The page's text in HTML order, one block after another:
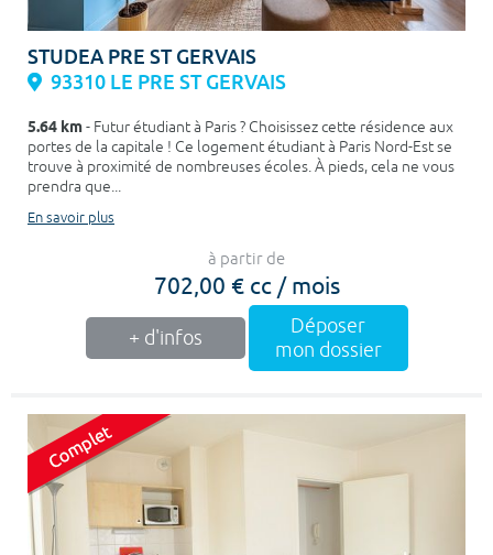
STUDEA PRE ST GERVAIS
93310 LE PRE ST GERVAIS
5.64 km- Futur étudiant à Paris ? Choisissez cette résidence aux
portes de la capitale ! Ce logement étudiant à Paris Nord-Est se
trouve à proximité de nombreuses écoles. À pieds, cela ne vous
prendra que...
En savoir plus
à partir de
702,00 € cc / mois
+ d'infos
Déposer
mon dossier